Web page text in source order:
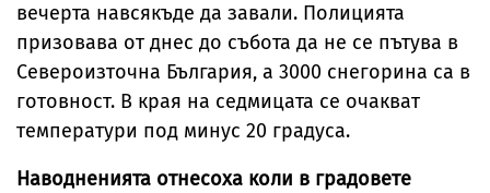
вечерта навсякъде да завали. Полицията
призовава от днес до събота да не се пътува в
Североизточна България, а 3000 снегорина са в
готовност. В края на седмицата се очакват
температури под минус 20 градуса.
Наводненията отнесоха коли в градовете